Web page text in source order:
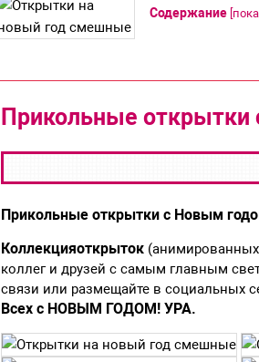
Содержание [
Прикольные
Прикольные открытки с Новым
Коллекцияоткрыток
коллег и друзей с самым главным
связи или размещайте в социальных
Всех с НОВЫМ ГОДОМ! УРА.